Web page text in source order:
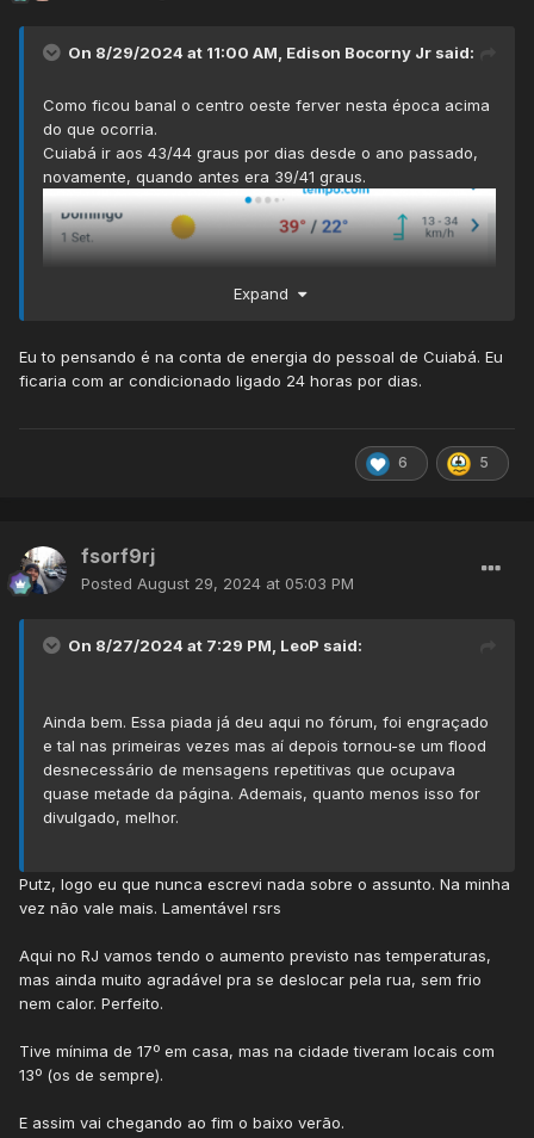
On 8/29/2024 at 11:00 AM, Edison Bocorny Jr said:
Como ficou banal o centro oeste ferver nesta época acima
do que ocorria.
Cuiabá ir aos 43/44 graus por dias desde o ano passado,
novamente, quando antes era 39/41 graus.
Expand
Eu to pensando é na conta de energia do pessoal de Cuiabá. Eu
ficaria com ar condicionado ligado 24 horas por dias.
6 5
fsorf9rj
Posted August 29, 2024 at 05:03 PM
On 8/27/2024 at 7:29 PM, LeoP said:
Ainda bem. Essa piada já deu aqui no fórum, foi engraçado
e tal nas primeiras vezes mas aí depois tornou-se um flood
desnecessário de mensagens repetitivas que ocupava
quase metade da página. Ademais, quanto menos isso for
divulgado, melhor.
Putz, logo eu que nunca escrevi nada sobre o assunto. Na minha
vez não vale mais. Lamentável rsrs
Aqui no RJ vamos tendo o aumento previsto nas temperaturas,
mas ainda muito agradável pra se deslocar pela rua, sem frio
nem calor. Perfeito.
Tive mínima de 17º em casa, mas na cidade tiveram locais com
13º (os de sempre).
E assim vai chegando ao fim o baixo verão.